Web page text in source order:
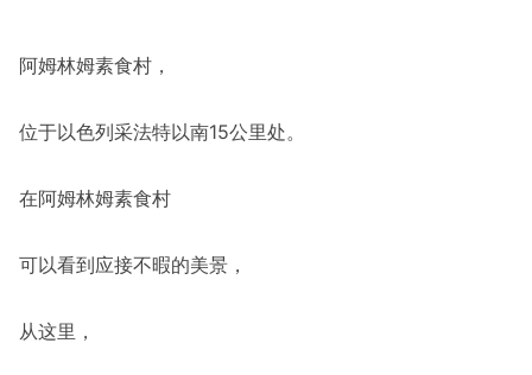
阿姆林姆素食村，
位于以色列采法特以南15公里处。
在阿姆林姆素食村
可以看到应接不暇的美景，
从这里，